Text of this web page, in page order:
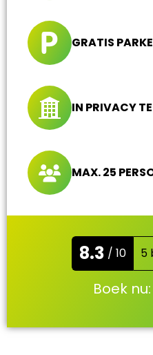
GRATIS
IN PRIVACY
MAX. 25
8.3 / 10 5
Boek nu: